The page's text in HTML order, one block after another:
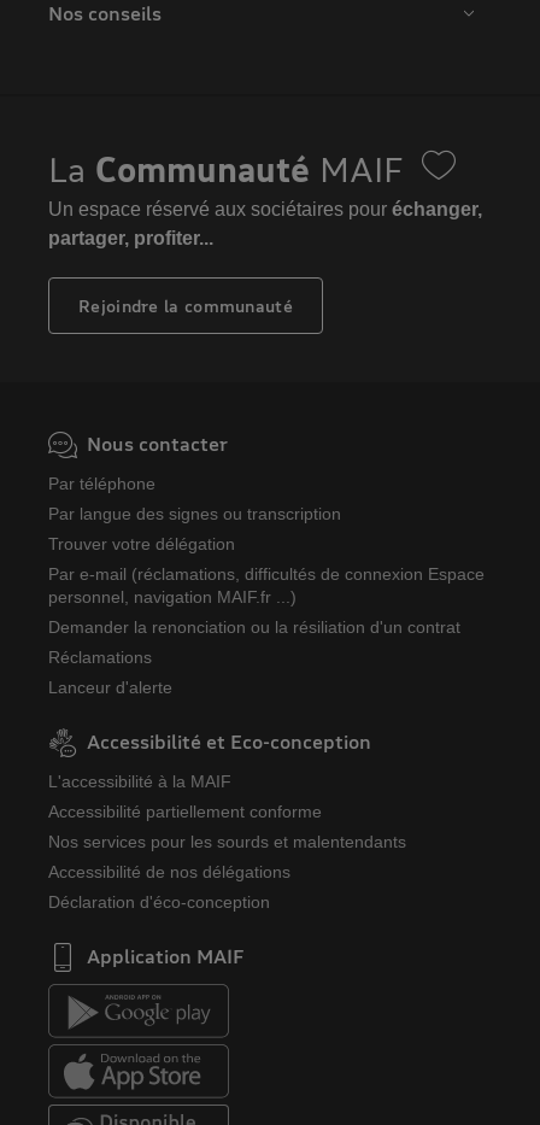
Nos conseils
La Communauté MAIF
Un espace réservé aux sociétaires pour échanger,
partager, profiter...
Rejoindre la communauté
Nous contacter
Par téléphone
Par langue des signes ou transcription
Trouver votre délégation
Par e-mail (réclamations, difficultés de connexion Espace
personnel, navigation MAIF.fr ...)
Demander la renonciation ou la résiliation d'un contrat
Réclamations
Lanceur d'alerte
Accessibilité et Eco-conception
L'accessibilité à la MAIF
Accessibilité partiellement conforme
Nos services pour les sourds et malentendants
Accessibilité de nos délégations
Déclaration d'éco-conception
Application MAIF